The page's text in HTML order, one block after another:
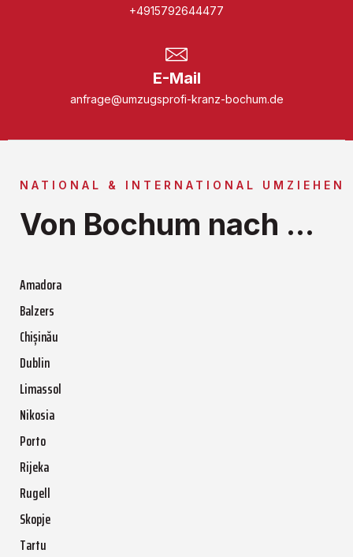
+4915792644477
E-Mail
anfrage@umzugsprofi-kranz-bochum.de
NATIONAL & INTERNATIONAL UMZIEHEN
Von Bochum nach ...
Amadora
Balzers
Chișinău
Dublin
Limassol
Nikosia
Porto
Rijeka
Rugell
Skopje
Tartu